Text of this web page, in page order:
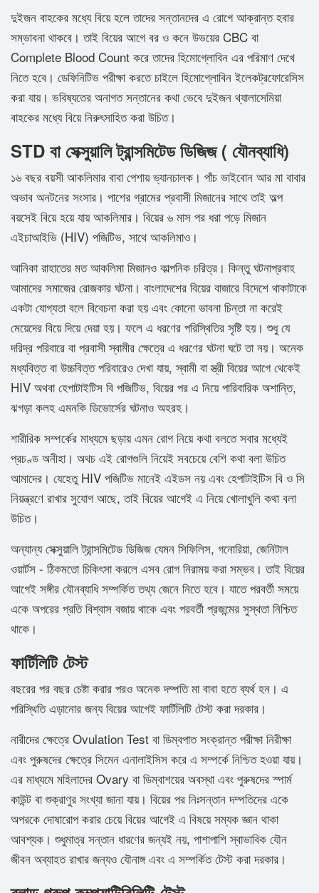
দুইজন বাহকের মধ্যে বিয়ে হলে তাদের সন্তানদের এ রোগে আক্রান্ত হবার
সম্ভাবনা থাকবে। তাই বিয়ের আগে বর ও কনে উভয়ের CBC বা
Complete Blood Count করে তাদের হিমোগ্লোবিন এর পরিমাণ দেখে
নিতে হবে। ডেফিনিটিভ পরীক্ষা করতে চাইলে হিমোগ্লোবিন ইলেকট্রফোরেসিস
করা যায়। ভবিষ্যতের অনাগত সন্তানের কথা ভেবে দুইজন থ্যালাসেমিয়া
বাহকের মধ্যে বিয়ে নিরুৎসাহিত করা উচিত।
STD বা সেক্সুয়ালি ট্রান্সমিটেড ডিজিজ ( যৌনব্যাধি)
১৬ বছর বয়সী আকলিমার বাবা পেশায় ভ্যানচালক। পাঁচ ভাইবোন আর মা বাবার
অভাব অনটনের সংসার। পাশের গ্রামের প্রবাসী মিজানের সাথে তাই অল্প
বয়সেই বিয়ে হয়ে যায় আকলিমার। বিয়ের ৬ মাস পর ধরা পড়ে মিজান
এইচাআইভি (HIV) পজিটিভ, সাথে আকলিমাও।
আনিকা রাহাতের মত আকলিমা মিজানও কাল্পনিক চরিত্র। কিন্তু ঘটনাপ্রবাহ
আমাদের সমাজের রোজকার ঘটনা। বাংলাদেশের বিয়ের বাজারে বিদেশে থাকাটাকে
একটা যোগ্যতা বলে বিবেচনা করা হয় এবং কোনো ভাবনা চিন্তা না করেই
মেয়েদের বিয়ে দিয়ে দেয়া হয়। ফলে এ ধরণের পরিস্থিতির সৃষ্টি হয়। শুধু যে
দরিদ্র পরিবারে বা প্রবাসী স্বামীর ক্ষেত্রে এ ধরণের ঘটনা ঘটে তা নয়। অনেক
মধ্যবিত্ত বা উচ্চবিত্ত পরিবারেও দেখা যায়, স্বামী বা স্ত্রী বিয়ের আগে থেকেই
HIV অথবা হেপাটাইটিস বি পজিটিভ, বিয়ের পর এ নিয়ে পারিবারিক অশান্তি,
ঝগড়া কলহ এমনকি ডিভোর্সের ঘটনাও অহরহ।
শারীরিক সম্পর্কের মাধ্যমে ছড়ায় এমন রোগ নিয়ে কথা বলতে সবার মধ্যেই
প্রচণ্ড অনীহা। অথচ এই রোগগুলি নিয়েই সবচেয়ে বেশি কথা বলা উচিত
আমাদের। যেহেতু HIV পজিটিভ মানেই এইডস নয় এবং হেপাটাইটিস বি ও সি
নিয়ন্ত্রণে রাখার সুযোগ আছে, তাই বিয়ের আগেই এ নিয়ে খোলাখুলি কথা বলা
উচিত।
অন্যান্য সেক্সুয়ালি ট্রান্সমিটেড ডিজিজ যেমন সিফিলিস, গনোরিয়া, জেনিটাল
ওয়ার্টস - ঠিকমতো চিকিৎসা করলে এসব রোগ নিরাময় করা সম্ভব। তাই বিয়ের
আগেই সঙ্গীর যৌনব্যাধি সম্পর্কিত তথ্য জেনে নিতে হবে। যাতে পরবর্তী সময়ে
একে অপরের প্রতি বিশ্বাস বজায় থাকে এবং পরবর্তী প্রজন্মের সুস্থতা নিশ্চিত
থাকে।
ফার্টিলিটি টেস্ট
বছরের পর বছর চেষ্টা করার পরও অনেক দম্পতি মা বাবা হতে ব্যর্থ হন। এ
পরিস্থিতি এড়ানোর জন্য বিয়ের আগেই ফার্টিলিটি টেস্ট করা দরকার।
নারীদের ক্ষেত্রে Ovulation Test বা ডিম্বপাত সংক্রান্ত পরীক্ষা নিরীক্ষা
এবং পুরুষদের ক্ষেত্রে সিমেন এনালাইসিস করে এ সম্পর্কে নিশ্চিত হওয়া যায়।
এর মাধ্যমে মহিলাদের Ovary বা ডিম্বাশয়ের অবস্থা এবং পুরুষদের স্পার্ম
কাউন্ট বা শুক্রাণুর সংখ্যা জানা যায়। বিয়ের পর নিঃসন্তান দম্পতিদের একে
অপরকে দোষারোপ করার চেয়ে বিয়ের আগেই এ বিষয়ে সম্যক জ্ঞান থাকা
আবশ্যক। শুধুমাত্র সন্তান ধারণের জন্যই নয়, পাশাপাশি স্বাভাবিক যৌন
জীবন অব্যাহত রাখার জন্যও যৌনাঙ্গ এবং এ সম্পর্কিত টেস্ট করা দরকার।